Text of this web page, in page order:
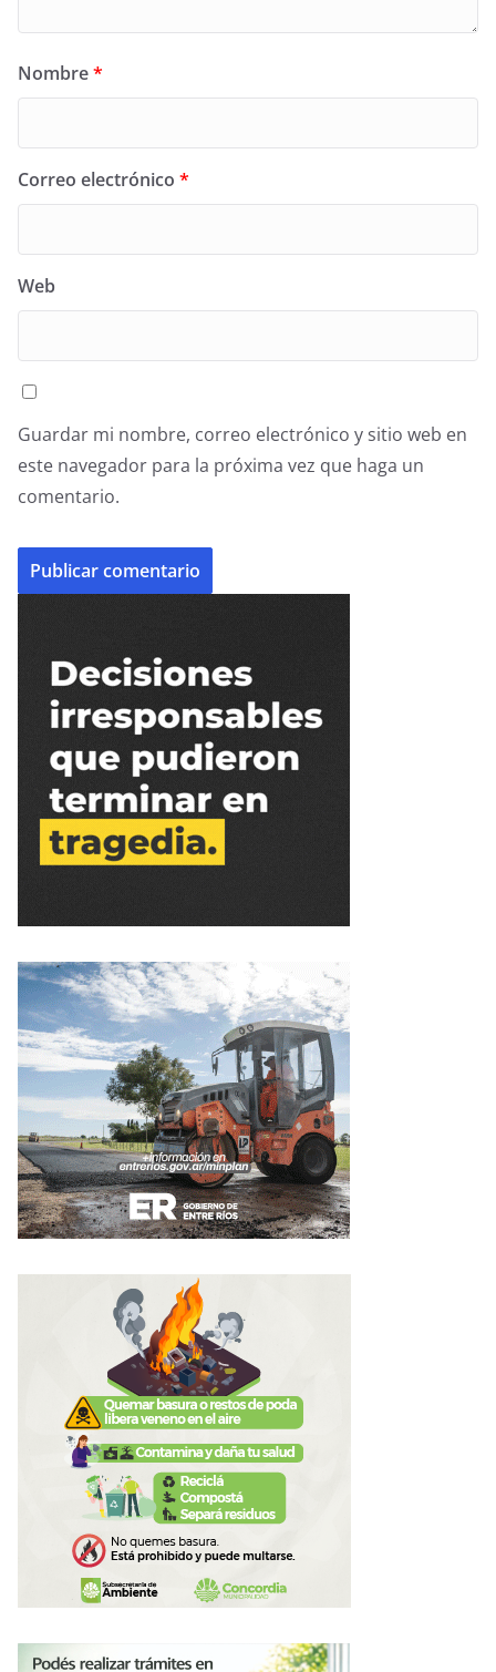
Nombre*
Correo electrónico *
Web
Guardar mi nombre, correo electrónico y sitio web en
este navegador para la próxima vez que haga un
comentario.